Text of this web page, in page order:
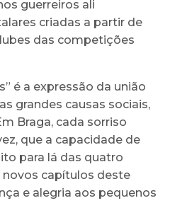
guerreiros ali
criadas a partir de
das competições
é a expressão da união
grandes causas sociais,
Braga, cada sorriso
que a capacidade de
para lá das quatro
novos capítulos deste
e alegria aos pequenos